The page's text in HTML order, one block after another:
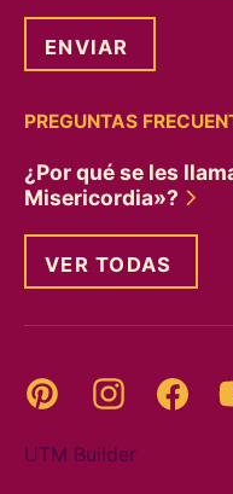
PREGUNTAS
¿Por qué se les
Misericordia»?
VER TODAS
Pinterest Instagram
UTM Builder